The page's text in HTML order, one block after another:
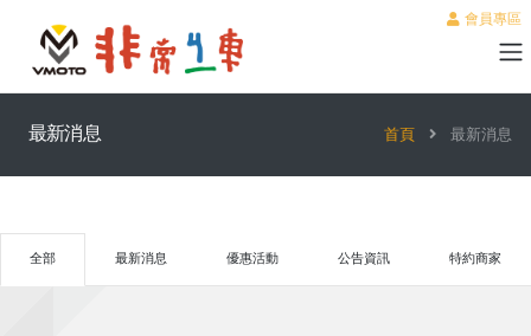
會員專區
最新消息 首頁 最新消息
全部 最新消息 優惠活動 公告資訊 特約商家